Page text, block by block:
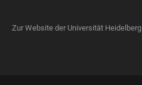
Zur Website der Universität Heidelberg